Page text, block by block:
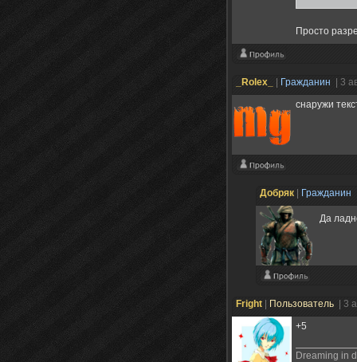
Просто
_Rolex_ Гражданин
| 3
снаружи
Добряк Гражданин
Да
Fright Пользователь
| 3
+5
Dreaming in